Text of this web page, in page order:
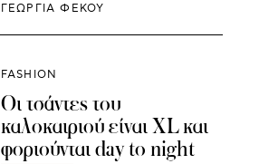
ΓΕΩΡΓΙΑ ΦΕΚΟΥ
FASHION
Οι τσάντες του
καλοκαιριού είναι XL και
φοριούνται day to night